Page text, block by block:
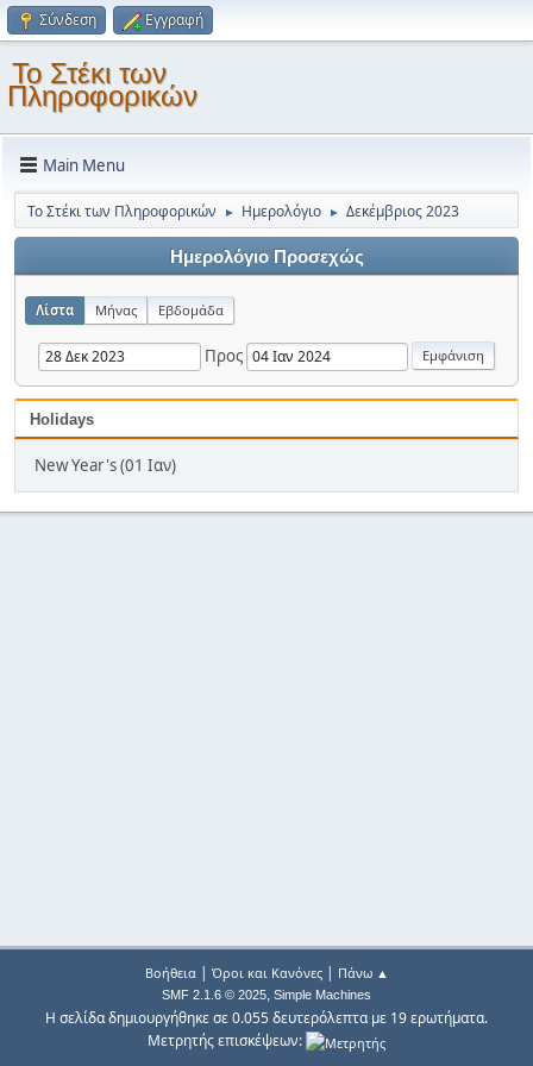
Σύνδεση Εγγραφή
Το Στέκι των
Πληροφορικών
Main Menu
Το Στέκι των Πληροφορικών ► Ημερολόγιο ► Δεκέμβριος 2023
Ημερολόγιο Προσεχώς
Λίστα Μήνας Εβδομάδα
Προς
Holidays
New Year's (01 Ιαν)
Βοήθεια| Όροι και Κανόνες| Πάνω ▲
SMF 2.1.6 © 2025, Simple Machines
Η σελίδα δημιουργήθηκε σε 0.055 δευτερόλεπτα με 19 ερωτήματα.
Μετρητής επισκέψεων: